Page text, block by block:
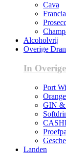
Cava
Alcoholvrij
Overige
In
Port
GIN &
Landen